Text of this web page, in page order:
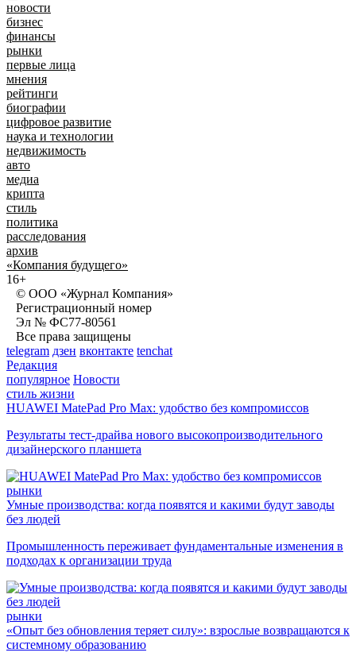
новости
бизнес
финансы
рынки
первые лица
мнения
рейтинги
биографии
цифровое развитие
наука и технологии
недвижимость
авто
медиа
крипта
стиль
политика
расследования
архив
«Компания будущего»
16+
© ООО «Журнал Компания»
Регистрационный номер
Эл № ФС77-80561
Все права защищены
telegram дзен вконтакте tenchat
Редакция
популярное Новости
стиль жизни
HUAWEI MatePad Pro Max: удобство без компромиссов
Результаты тест-драйва нового высокопроизводительного
дизайнерского планшета
рынки
Умные производства: когда появятся и какими будут заводы
без людей
Промышленность переживает фундаментальные изменения в
подходах к организации труда
рынки
«Опыт без обновления теряет силу»: взрослые возвращаются к
системному образованию